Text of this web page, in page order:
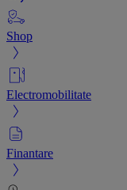
Shop
Electromobilitate
Finantare